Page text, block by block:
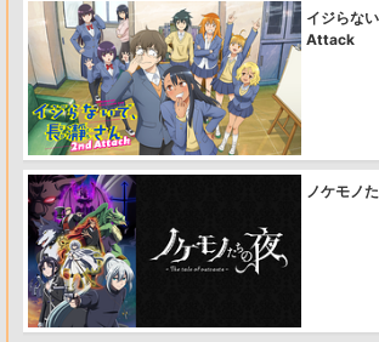
イジらな
Attack
ノケモノ